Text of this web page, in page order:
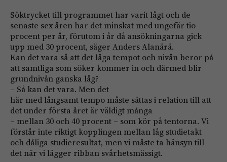
Söktrycket till programmet har varit lågt och de
senaste sex åren har det minskat med ungefär tio
procent per år, förutom i år då ansökningarna gick
upp med 30 procent, säger Anders Alanärä.
Kan det vara så att det låga tempot och nivån beror på
att samtliga som söker kommer in och därmed blir
grundnivån ganska låg?
– Så kan det vara. Men det
här med långsamt tempo måste sättas i relation till att
det under första året är väldigt många
– mellan 30 och 40 procent – som kör på tentorna. Vi
förstår inte riktigt kopplingen mellan låg studietakt
och dåliga studieresultat, men vi måste ta hänsyn till
det när vi lägger ribban svårhetsmässigt.